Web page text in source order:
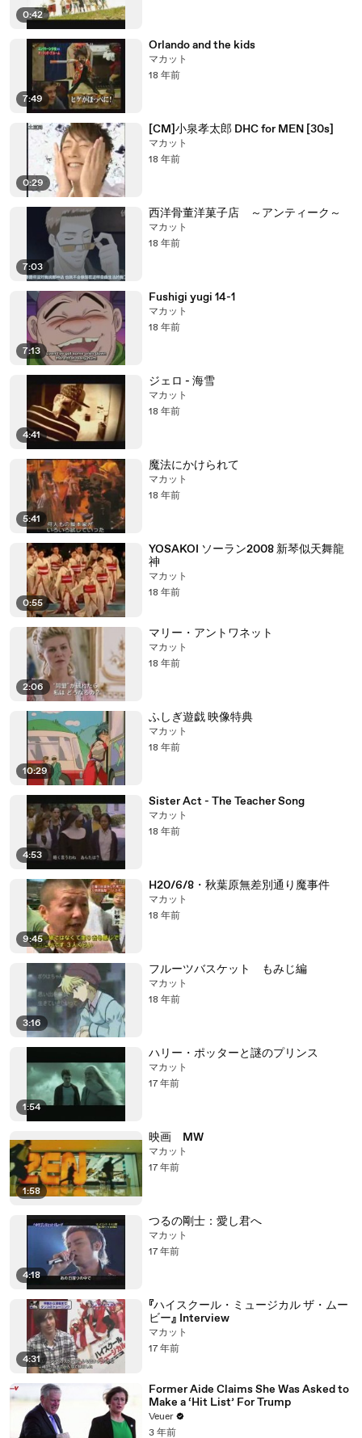
0:42
7:49
Orlando and the kids
マカット
18 年前
0:29
[CM]小泉孝太郎 DHC for MEN [30s]
マカット
18 年前
7:03
西洋骨董洋菓子店 ～アンティーク～
マカット
18 年前
7:13
Fushigi yugi 14-1
マカット
18 年前
4:41
ジェロ - 海雪
マカット
18 年前
5:41
魔法にかけられて
マカット
18 年前
0:55
YOSAKOI ソーラン2008 新琴似天舞龍
神
マカット
18 年前
2:06
マリー・アントワネット
マカット
18 年前
10:29
ふしぎ遊戯 映像特典
マカット
18 年前
4:53
Sister Act - The Teacher Song
マカット
18 年前
9:45
H20/6/8・秋葉原無差別通り魔事件
マカット
18 年前
3:16
フルーツバスケット もみじ編
マカット
18 年前
1:54
ハリー・ポッターと謎のプリンス
マカット
17 年前
1:58
映画 MW
マカット
17 年前
4:18
つるの剛士：愛し君へ
マカット
17 年前
4:31
『ハイスクール・ミュージカル ザ・ムー
ビー』 Interview
マカット
17 年前
Former Aide Claims She Was Asked to
Make a ‘Hit List’ For Trump
Veuer
3 年前